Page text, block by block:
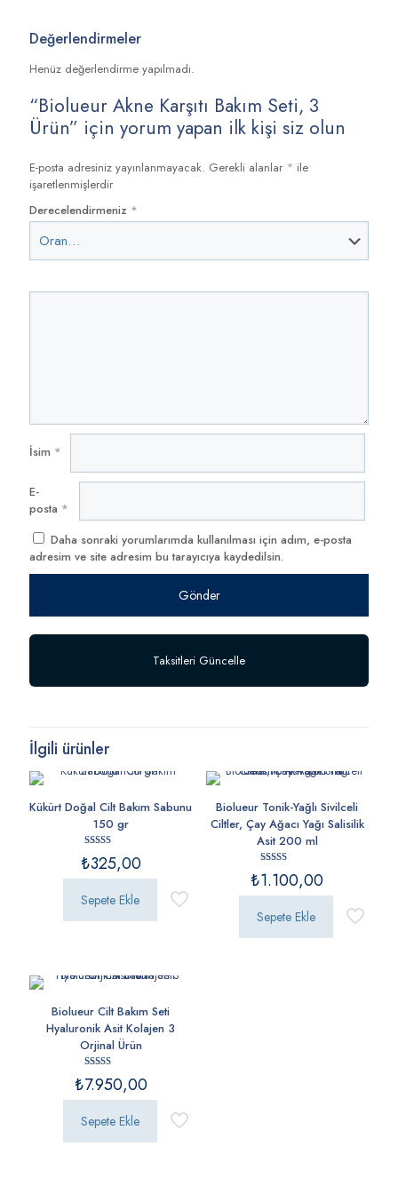
Değerlendirmeler
Henüz değerlendirme yapılmadı.
“Biolueur Akne Karşıtı Bakım Seti, 3
Ürün” için yorum yapan ilk kişi siz olun
E-posta adresiniz yayınlanmayacak. Gerekli alanlar * ile
işaretlenmişlerdir
Derecelendirmeniz *
İsim *
E-
posta *
Daha sonraki yorumlarımda kullanılması için adım, e-posta
adresim ve site adresim bu tarayıcıya kaydedilsin.
Taksitleri Güncelle
İlgili ürünler
Kükürt Doğal Cilt Bakım Sabunu
150 gr
5.00
oy aldı
₺325,00
Sepete Ekle
Biolueur Tonik-Yağlı Sivilceli
Ciltler, Çay Ağacı Yağı Salisilik
Asit 200 ml
5 üzerinden
5.00
oy aldı
₺1.100,00
Sepete Ekle
Biolueur Cilt Bakım Seti
Hyaluronik Asit Kolajen 3
Orjinal Ürün
5.00
oy aldı
₺7.950,00
Sepete Ekle